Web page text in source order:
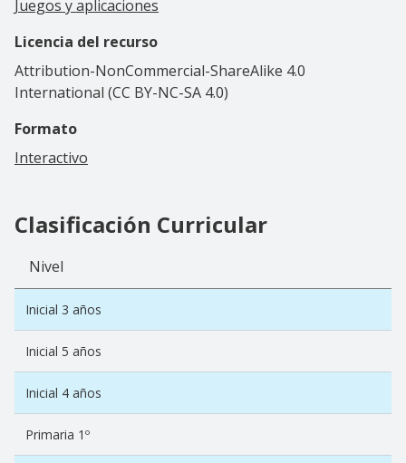
Juegos y aplicaciones
Licencia del recurso
Attribution-NonCommercial-ShareAlike 4.0
International (CC BY-NC-SA 4.0)
Formato
Interactivo
Clasificación Curricular
Nivel
Inicial 3 años
Inicial 5 años
Inicial 4 años
Primaria 1º